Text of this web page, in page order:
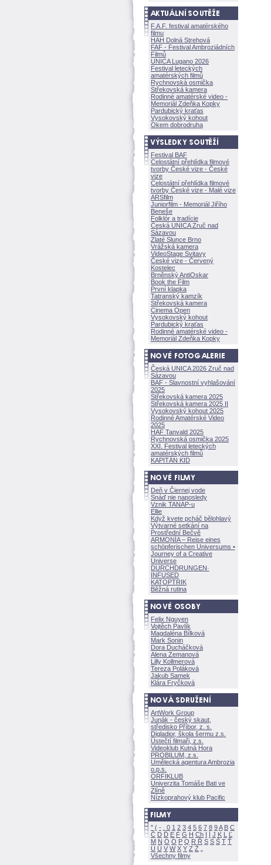
F.A.F. festival amatérského
filmu
HAH Dolná Strehov
FAF - Festival Ambroziádních
Filmů
UNICA Lugano 2026
Festival leteckých
amatérských filmů
Rychnovská osmička
Střekovská kamera
Rodinné amatérské video -
Memoriál Zdeňka Kopky
Pardubický kraťas
Vysokovský kohout
Okem dobrodruha
Festival BAF
Celostátní přehlídka filmové
tvorby České vize - České
vize
Celostátní přehlídka filmové
tvorby České vize - Malé vize
ARSfilm
Juniorfilm - Memoriál Jiřího
Beneše
Folklór a tradície
Česká UNICA Zruč nad
Sázavou
Zlaté Slunce Brno
Vrážská kamera
VideoStage Svitavy
České vize - Červený
Kostelec
Brněnský AntiOskar
Book the Film
První klapka
Tatranský kamzík
Střekovská kamera
Cinema Open
Vysokovský kohout
Pardubický kraťas
Rodinné amatérské video -
Memoriál Zdeňka Kopky
Česká UNICA 2026 Zruč nad
Sázavou
BAF - Slavnostní vyhlašování
2025
Střekovská kamera 2025
Střekovská kamera 2025 II
Vysokovský kohout 2025
Rodinné Amatérské Video
2025
HAF Tanvald 2025
Rychnovská osmička 2025
XXI. Festival leteckých
amatérských filmů
KAPITÁN KID
Deň v Čiernej vode
Snáď nie naposledy
Vznik TANAP-u
Ellie
Když kvete pcháč bělohlavý
Výtvarné setkání na
Prostřední Bečvě
ARMONÍA – Reise eines
schöpferischen Universums •
Journey of a Creative
Universe
DURCHDRUNGEN·
INFUSED
KATOPTRIK
Běžná rutina
Felix Nguyen
Vojtěch Pavlík
Magdaléna Bílkov
Mark Sonin
Dora Ducháčkov
Alena Zemanov
Lilly Kollmerov
Tereza Polákov
Jakub Samek
Klára Fryčkov
ArtWork Group
Junák - český skaut,
středisko Příbor, z. s.
Digladior, škola šermu z.s.
Ústečtí filmaři, z.s.
Videoklub Kutná Hora
PROBILUM, z.s.
Umělecká agentura Ambrozia
o.p.s.
ORFIKLUB
Univerzita Tomáše Bati ve
Zlíně
Nízkoprahový klub Pacific
" ( - 0 1 2 3 4 5 6 7 8 9A B C
Č D Ď E F G H Ch I Í J K L
Ľ
M N O Ó P Q R Ř S Ś T Ť
U Ú V W X Y Z
Všechny filmy